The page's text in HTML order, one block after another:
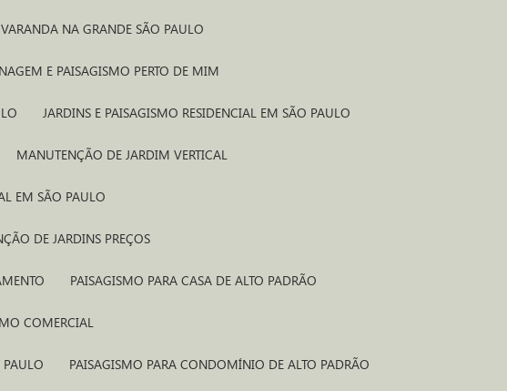
VARANDA NA GRANDE SÃO PAULO
E PAISAGISMO PERTO DE MIM
JARDINS E PAISAGISMO RESIDENCIAL EM SÃO PAULO
MANUTENÇÃO DE JARDIM VERTICAL
EM SÃO PAULO
DE JARDINS PREÇOS
PAISAGISMO PARA CASA DE ALTO PADRÃO
COMERCIAL
PAULO PAISAGISMO PARA CONDOMÍNIO DE ALTO PADRÃO